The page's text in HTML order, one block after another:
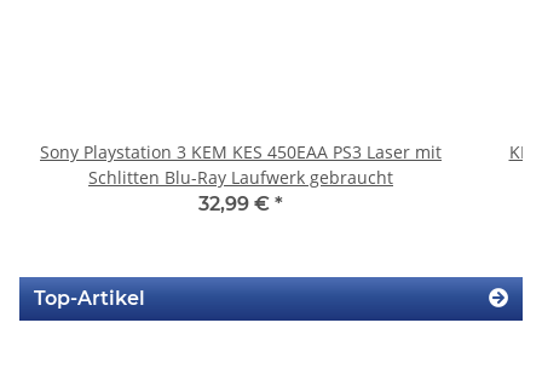
Sony Playstation 3 KEM KES 450EAA PS3 Laser mit
Schlitten Blu-Ray Laufwerk gebraucht
32,99 € *
Top-Artikel